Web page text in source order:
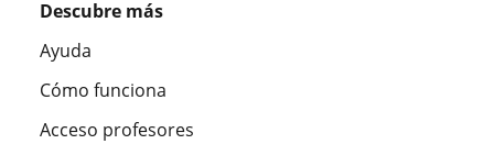
Descubre más
Ayuda
Cómo funciona
Acceso profesores